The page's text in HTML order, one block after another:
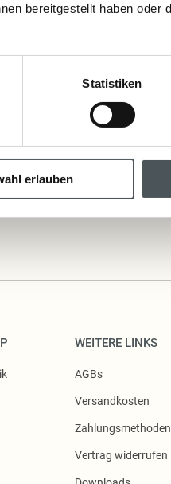
bereitgestellt haben oder
Statistiken
erlauben
Die Walde Glycerinseife „Fels“
WEITERE LINKS
AGBs
Versandkosten
Zahlungsmethoden
Vertrag widerrufen